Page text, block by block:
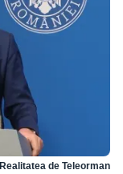
Realitatea de Teleorman